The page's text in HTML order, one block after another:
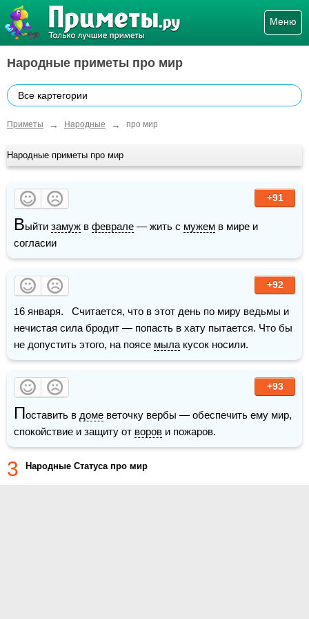
Меню
Народные приметы про мир
Все картегории
Приметы → Народные → про мир
Народные приметы про мир
+91
Выйти замуж в феврале — жить с мужем в мире и
согласии
+92
16 января.   Считается, что в этот день по миру ведьмы и
нечистая сила бродит — попасть в хату пытается. Что бы
не допустить этого, на поясе мыла кусок носили.
+93
Поставить в доме веточку вербы — обеспечить ему мир,
спокойствие и защиту от воров и пожаров.
3 Народные Статуса про мир